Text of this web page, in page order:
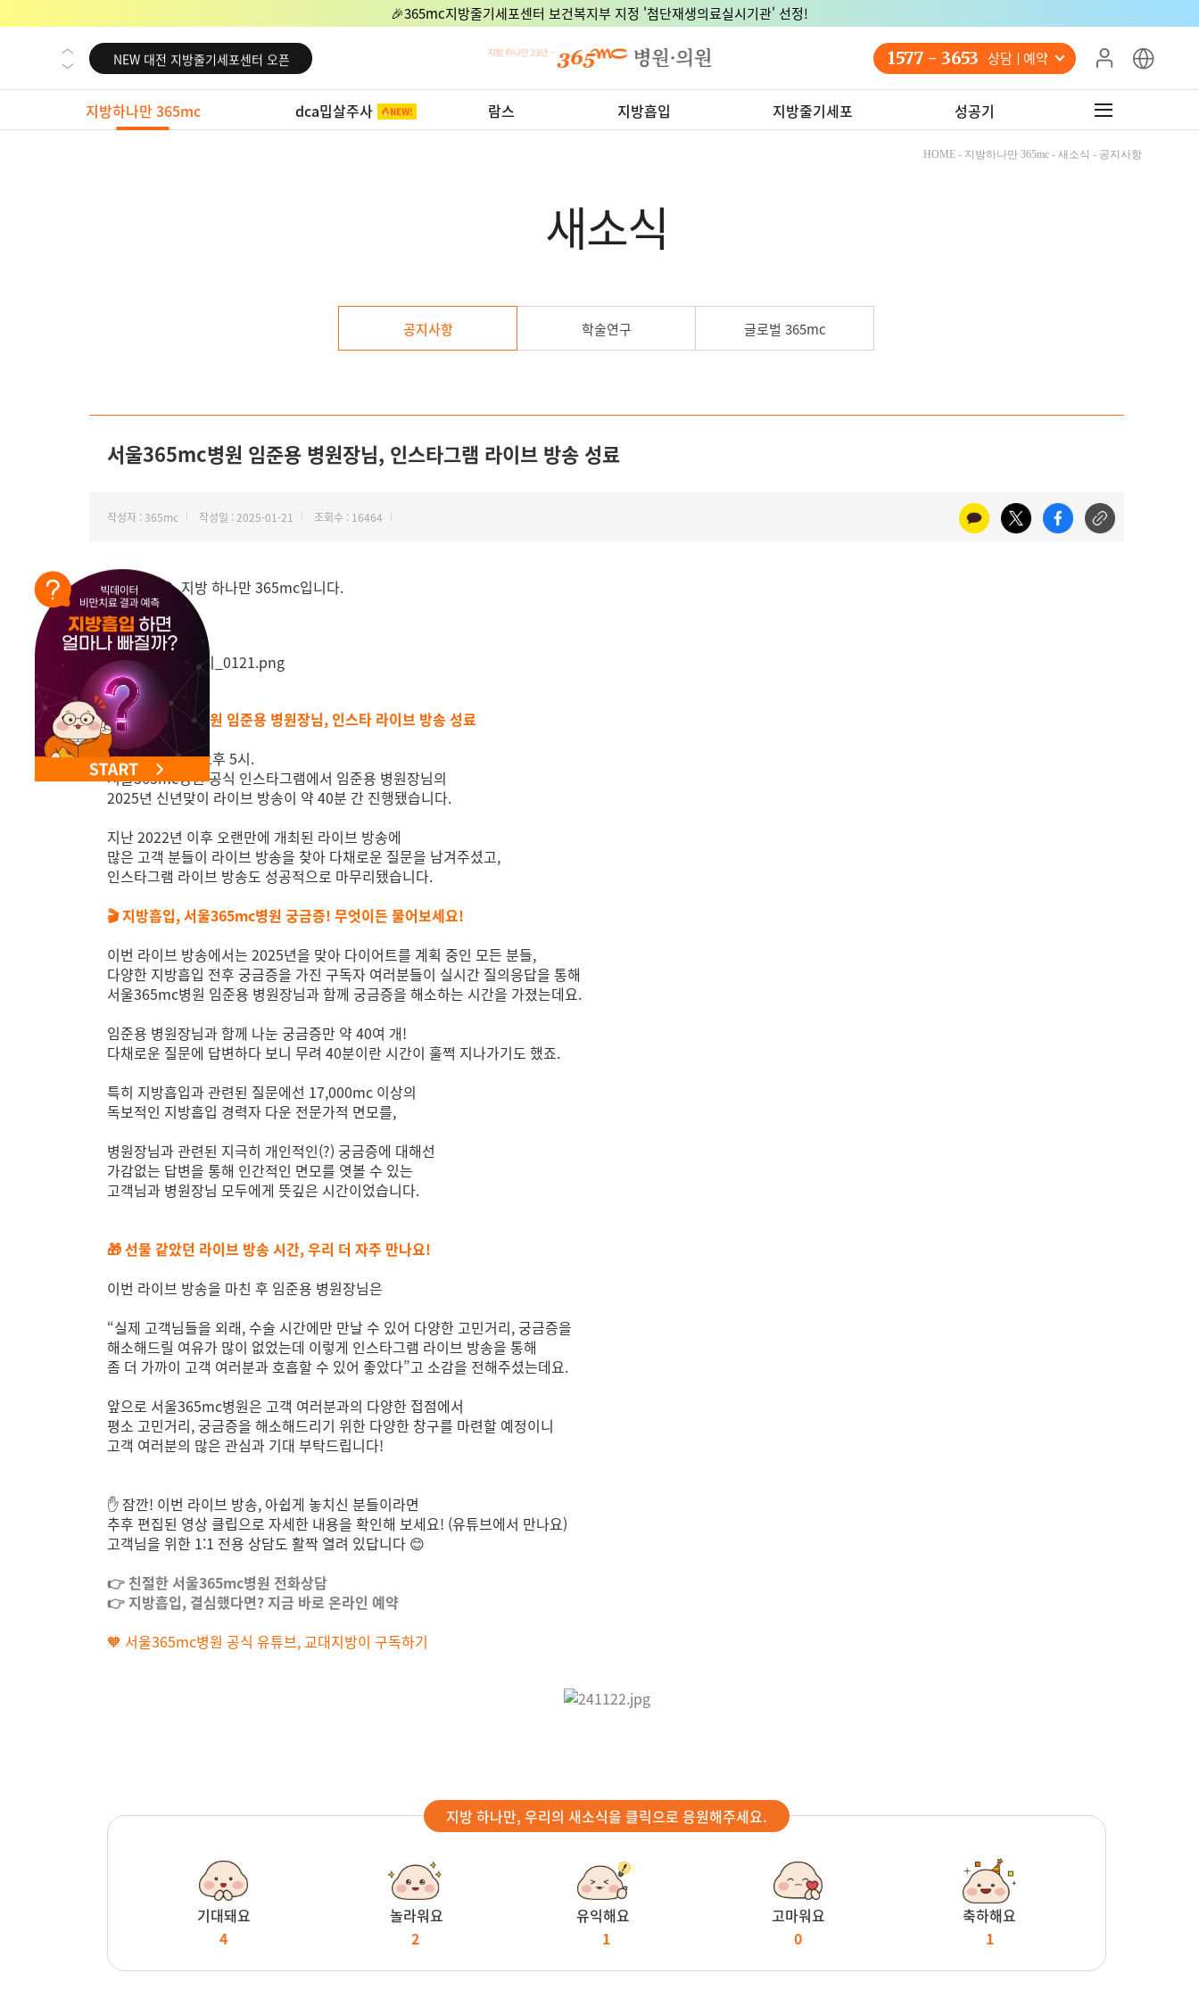
🎉365mc지방줄기세포센터 보건복지부 지정 '첨단재생의료실시기관' 선정!
NEW 교대 지방줄기세포센터 오픈
NEW 대전 지방줄기세포센터 오픈
NEW 노원 지방줄기세포센터 오픈
NEW 미국 LA점 오픈
1577 - 3653 상담 예약
지방하나만 365mc dca밉살주사 람스 지방흡입 지방줄기세포 성공기
HOME - 지방하나만 365mc - 새소식 - 공지사항
새소식
공지사항 학술연구 글로벌 365mc
서울365mc병원 임준용 병원장님, 인스타그램 라이브 방송 성료
작성자 : 365mc 작성일 : 2025-01-21 조회수 : 16464
안녕하세요. 지방 하나만 365mc입니다.
🎉 서울365mc병원 임준용 병원장님, 인스타 라이브 방송 성료
지난 1월 20일, 오후 5시.
서울365mc병원 공식 인스타그램에서 임준용 병원장님의
2025년 신년맞이 라이브 방송이 약 40분 간 진행됐습니다.
지난 2022년 이후 오랜만에 개최된 라이브 방송에
많은 고객 분들이 라이브 방송을 찾아 다채로운 질문을 남겨주셨고,
인스타그램 라이브 방송도 성공적으로 마무리됐습니다.
🎬 지방흡입, 서울365mc병원 궁금증! 무엇이든 물어보세요!
이번 라이브 방송에서는 2025년을 맞아 다이어트를 계획 중인 모든 분들,
다양한 지방흡입 전후 궁금증을 가진 구독자 여러분들이 실시간 질의응답을 통해
서울365mc병원 임준용 병원장님과 함께 궁금증을 해소하는 시간을 가졌는데요.
임준용 병원장님과 함께 나눈 궁금증만 약 40여 개!
다채로운 질문에 답변하다 보니 무려 40분이란 시간이 훌쩍 지나가기도 했죠.
특히 지방흡입과 관련된 질문에선 17,000mc 이상의
독보적인 지방흡입 경력자 다운 전문가적 면모를,
병원장님과 관련된 지극히 개인적인(?) 궁금증에 대해선
가감없는 답변을 통해 인간적인 면모를 엿볼 수 있는
고객님과 병원장님 모두에게 뜻깊은 시간이었습니다.
🎁 선물 같았던 라이브 방송 시간, 우리 더 자주 만나요!
이번 라이브 방송을 마친 후 임준용 병원장님은
“실제 고객님들을 외래, 수술 시간에만 만날 수 있어 다양한 고민거리, 궁금증을
해소해드릴 여유가 많이 없었는데 이렇게 인스타그램 라이브 방송을 통해
좀 더 가까이 고객 여러분과 호흡할 수 있어 좋았다”고 소감을 전해주셨는데요.
앞으로 서울365mc병원은 고객 여러분과의 다양한 접점에서
평소 고민거리, 궁금증을 해소해드리기 위한 다양한 창구를 마련할 예정이니
고객 여러분의 많은 관심과 기대 부탁드립니다!
✋ 잠깐! 이번 라이브 방송, 아쉽게 놓치신 분들이라면
추후 편집된 영상 클립으로 자세한 내용을 확인해 보세요! (유튜브에서 만나요)
고객님을 위한 1:1 전용 상담도 활짝 열려 있답니다 😊
👉 친절한 서울365mc병원 전화상담
👉 지방흡입, 결심했다면? 지금 바로 온라인 예약
🧡 서울365mc병원 공식 유튜브, 교대지방이 구독하기
지방 하나만, 우리의 새소식을 클릭으로 응원해주세요.
기대돼요
4
놀라워요
2
유익해요
1
고마워요
0
축하해요
1